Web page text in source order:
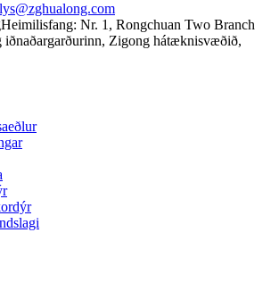
Heimilisfang: Nr. 1, Rongchuan Two Branch
iðnaðargarðurinn, Zigong hátæknisvæðið,